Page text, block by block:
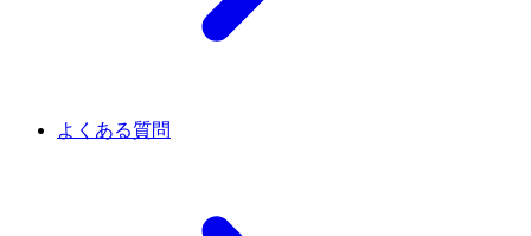
よくある質問